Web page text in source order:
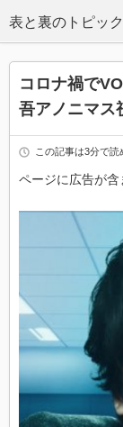
表と裏のトピッ
コロナ禍で
吾アノニマス
この記事は3分で読
ページに広告が